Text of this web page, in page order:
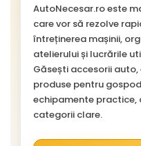
AutoNecesar.ro este
care vor să rezolve
întreținerea mașinii,
atelierului și lucrările
Găsești accesorii
produse pentru
echipamente practice,
categorii clare.